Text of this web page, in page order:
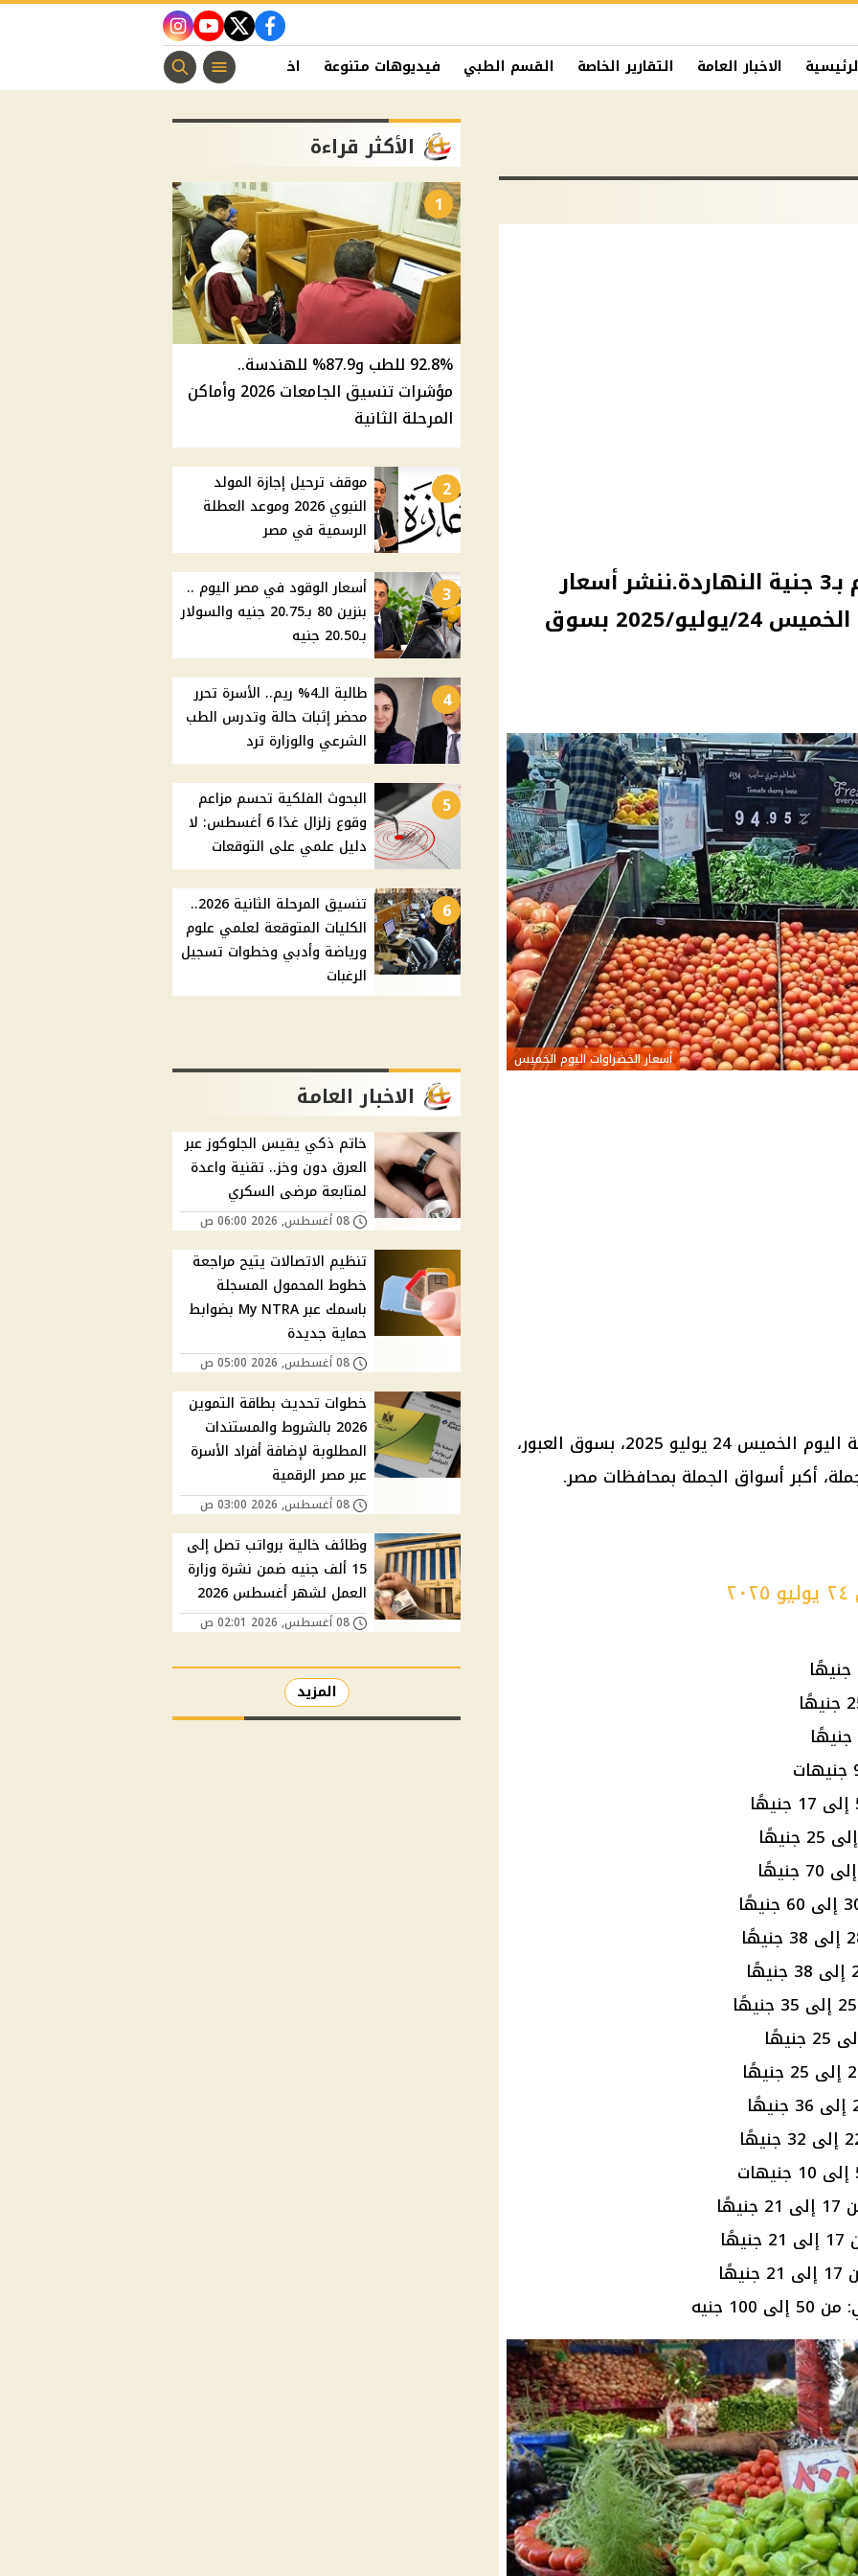
facebook
twitter
youtube
instagram
الاخبار العامة التقارير الخاصة القسم الطبي فيديوهات متنوعة اخبار الفن منوعات مسيحية
ورق العنب بـ35 والطماطم بـ3 جنية النهاردة.ننشر أسعار
الخضروات والفواكه اليوم الخميس 24/يوليو/2025 بسوق
أسعار الخضراوات اليوم الخميس
استقرت أسعار الخضراوات والفاكهة اليوم الخميس 24 يوليو 2025، بسوق العبور،
أكبر أسواق الجملة بمحافظات مصر.
جنيه
الأكثر قراءة
1
92.8% للطب و87.9% للهندسة..
مؤشرات تنسيق الجامعات 2026 وأماكن
المرحلة الثانية
2
موقف ترحيل إجازة المولد
النبوي 2026 وموعد العطلة
الرسمية في مصر
3
أسعار الوقود في مصر اليوم ..
بنزين 80 بـ20.75 جنيه والسولار
بـ20.50 جنيه
4
طالبة الـ4% ريم.. الأسرة تحرر
محضر إثبات حالة وتدرس الطب
الشرعي والوزارة ترد
5
البحوث الفلكية تحسم مزاعم
وقوع زلزال غدًا 6 أغسطس: لا
دليل علمي على التوقعات
6
تنسيق المرحلة الثانية 2026..
الكليات المتوقعة لعلمي علوم
ورياضة وأدبي وخطوات تسجيل
الرغبات
الاخبار العامة
خاتم ذكي يقيس الجلوكوز عبر
العرق دون وخز.. تقنية واعدة
لمتابعة مرضى السكري
08 أغسطس, 2026 06:00 ص
تنظيم الاتصالات يتيح مراجعة
خطوط المحمول المسجلة
باسمك عبر My NTRA بضوابط
حماية جديدة
08 أغسطس, 2026 05:00 ص
خطوات تحديث بطاقة التموين
2026 بالشروط والمستندات
المطلوبة لإضافة أفراد الأسرة
عبر مصر الرقمية
08 أغسطس, 2026 03:00 ص
وظائف خالية برواتب تصل إلى
15 ألف جنيه ضمن نشرة وزارة
العمل لشهر أغسطس 2026
08 أغسطس, 2026 02:01 ص
المزيد